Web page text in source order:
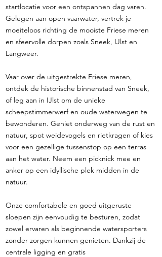
startlocatie voor een ontspannen dag varen.
Gelegen aan open vaarwater, vertrek je
moeiteloos richting de mooiste Friese meren
en sfeervolle dorpen zoals Sneek, IJlst en
Langweer.
Vaar over de uitgestrekte Friese meren,
ontdek de historische binnenstad van Sneek,
of leg aan in IJlst om de unieke
scheepstimmerwerf en oude waterwegen te
bewonderen. Geniet onderweg van de rust en
natuur, spot weidevogels en rietkragen of kies
voor een gezellige tussenstop op een terras
aan het water. Neem een picknick mee en
anker op een idyllische plek midden in de
natuur.
Onze comfortabele en goed uitgeruste
sloepen zijn eenvoudig te besturen, zodat
zowel ervaren als beginnende watersporters
zonder zorgen kunnen genieten. Dankzij de
centrale ligging en gratis